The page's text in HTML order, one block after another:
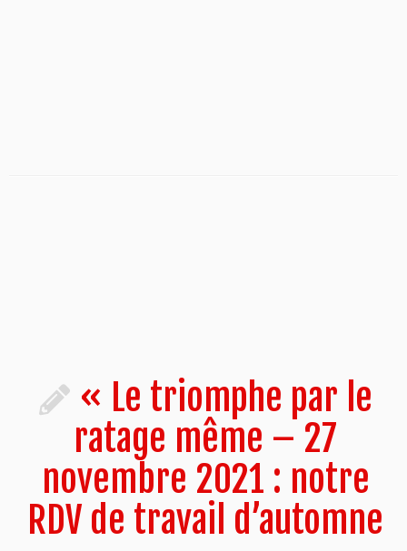
« Le triomphe par le
ratage même – 27
novembre 2021 : notre
RDV de travail d’automne